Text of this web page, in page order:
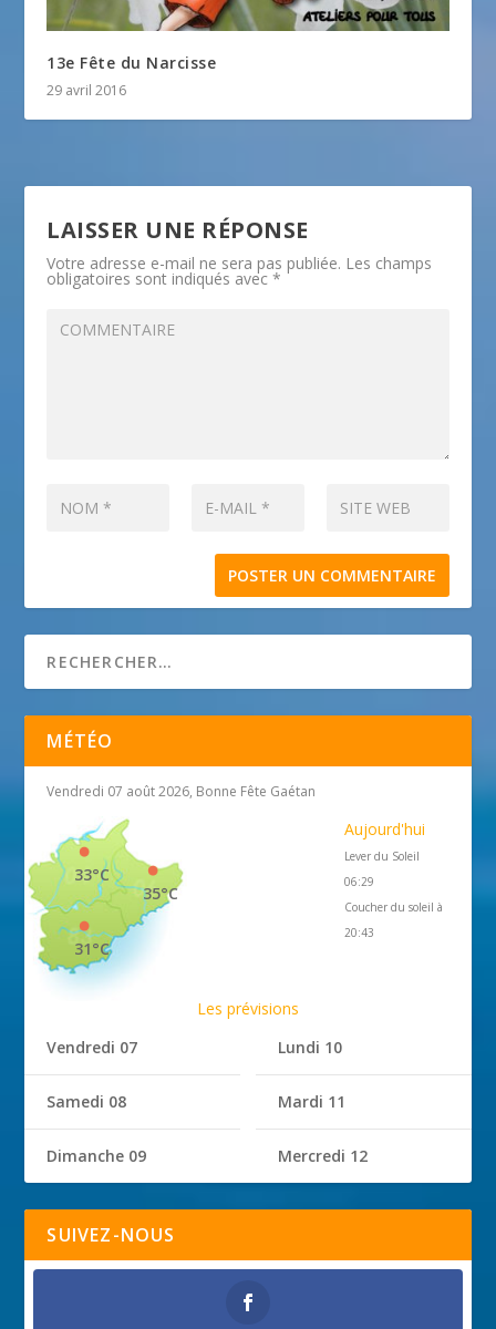
13e Fête du Narcisse
29 avril 2016
LAISSER UNE RÉPONSE
Votre adresse e-mail ne sera pas publiée. Les champs
obligatoires sont indiqués avec*
MÉTÉO
Vendredi 07 août 2026, Bonne Fête Gaétan
35°C
33°C
31°C
Aujourd'hui
Lever du Soleil
06:29
Coucher du soleil à
20:43
Les prévisions
Vendredi 07
Samedi 08
Dimanche 09
Lundi 10
Mardi 11
Mercredi 12
SUIVEZ-NOUS